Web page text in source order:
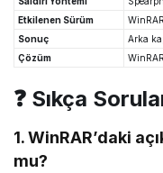
Etkilenen Sürüm
Sonuç
Arka
Çözüm
❓ Sıkça
1. WinRAR’daki
mu?